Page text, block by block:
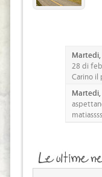
Martedi,
28 di
Carino il
Martedi,